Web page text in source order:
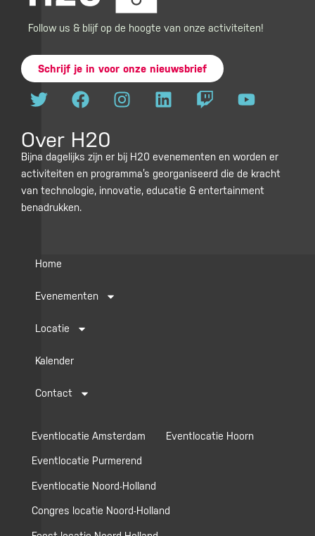
Follow us & blijf op de hoogte van onze activiteiten!
Schrijf je in voor onze nieuwsbrief
T
w
t
t
e
r
F
a
e
b
o
o
k
I
n
a
g
r
L
i
e
d
i
T
w
c
h
Y
o
u
b
e
Over H20
Bijna dagelijks zijn er bij H20 evenementen en worden er
activiteiten en programma’s georganiseerd die de kracht
van technologie, innovatie, educatie & entertainment
benadrukken.
Home
Evenementen
Locatie
Kalender
Contact
Eventlocatie Amsterdam Eventlocatie Hoorn
Eventlocatie Purmerend
Eventlocatie Noord-Holland
Congres locatie Noord-Holland